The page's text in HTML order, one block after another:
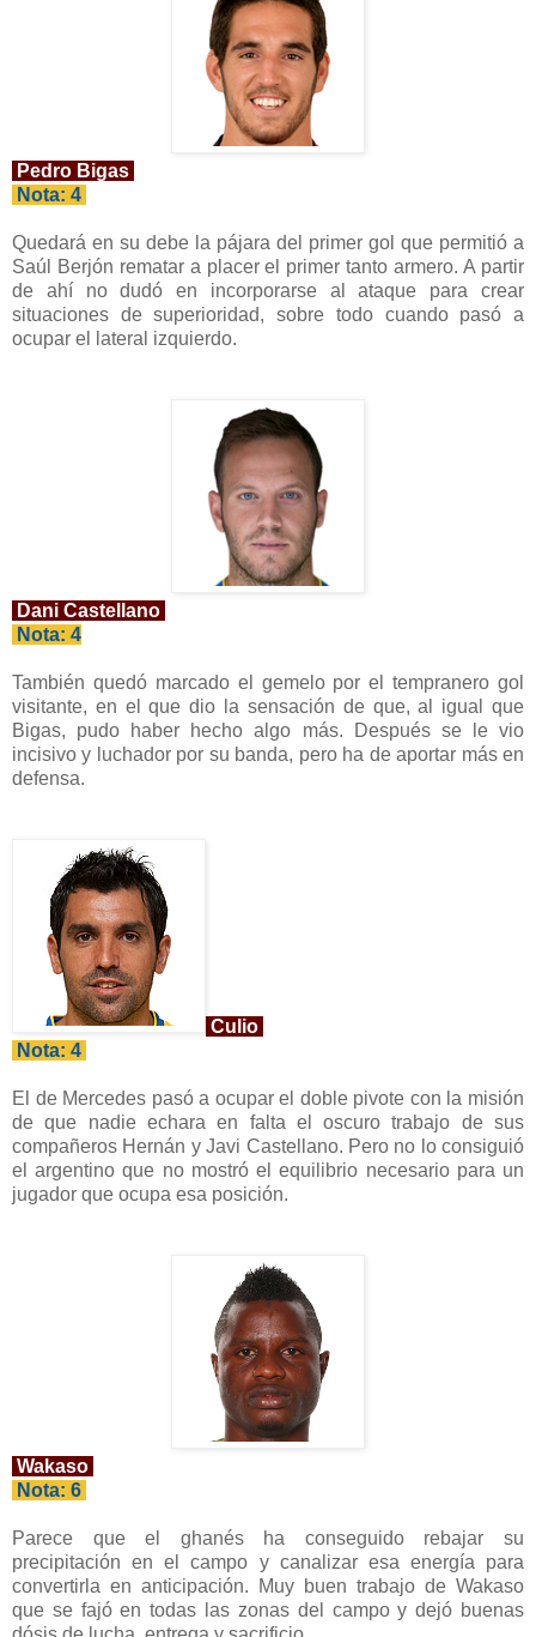
Pedro Bigas
Nota: 4
Quedará en su debe la pájara del primer gol que permitió a
Saúl Berjón rematar a placer el primer tanto armero. A partir
de ahí no dudó en incorporarse al ataque para crear
situaciones de superioridad, sobre todo cuando pasó a
ocupar el lateral izquierdo.
Dani Castellano
Nota: 4
También quedó marcado el gemelo por el tempranero gol
visitante, en el que dio la sensación de que, al igual que
Bigas, pudo haber hecho algo más. Después se le vio
incisivo y luchador por su banda, pero ha de aportar más en
defensa.
Culio
Nota: 4
El de Mercedes pasó a ocupar el doble pivote con la misión
de que nadie echara en falta el oscuro trabajo de sus
compañeros Hernán y Javi Castellano. Pero no lo consiguió
el argentino que no mostró el equilibrio necesario para un
jugador que ocupa esa posición.
Wakaso
Nota: 6
Parece que el ghanés ha conseguido rebajar su
precipitación en el campo y canalizar esa energía para
convertirla en anticipación. Muy buen trabajo de Wakaso
que se fajó en todas las zonas del campo y dejó buenas